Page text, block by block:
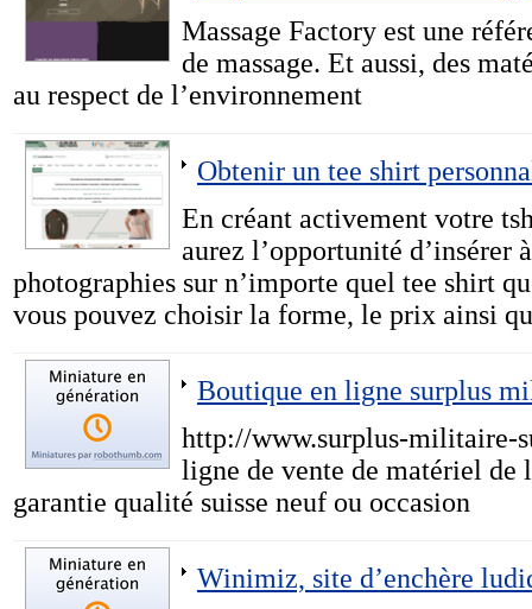
Massage Factory est une
de massage. Et aussi, des
au respect de l’environnement
Obtenir un tee shirt
En créant activement votre
aurez l’opportunité d’insérer
photographies sur n’importe quel tee shirt
vous pouvez choisir la forme, le prix ainsi
Boutique en ligne surplus
http://www.surplus-militaire-
ligne de vente de matériel de
garantie qualité suisse neuf ou occasion
Winimiz, site d’enchère